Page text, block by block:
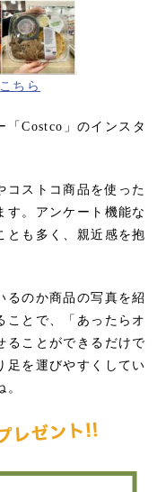
ちら
「Costco」のインスタ
コストコ商品を使った
す。アンケート機能な
とも多く、親近感を抱
るのか商品の写真を紹
ことで、「あったらオ
ることができるだけで
足を運びやすくしてい